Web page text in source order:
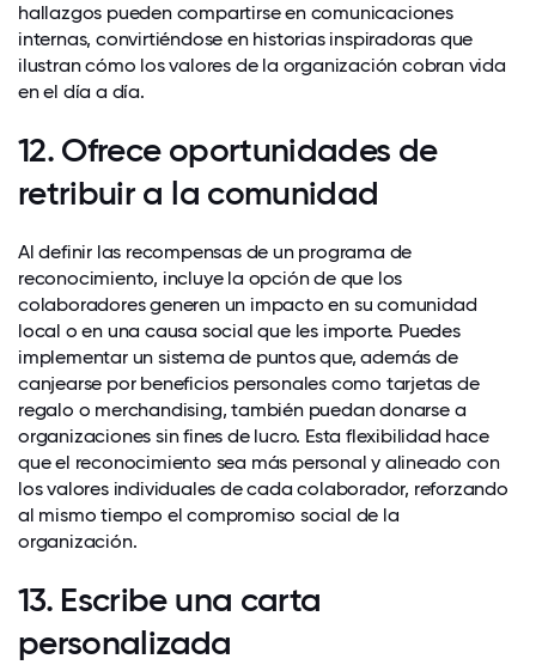
hallazgos pueden compartirse en comunicaciones
internas, convirtiéndose en historias inspiradoras que
ilustran cómo los valores de la organización cobran vida
en el día a día.
12. Ofrece oportunidades de
retribuir a la comunidad
Al definir las recompensas de un programa de
reconocimiento, incluye la opción de que los
colaboradores generen un impacto en su comunidad
local o en una causa social que les importe. Puedes
implementar un sistema de puntos que, además de
canjearse por beneficios personales como tarjetas de
regalo o merchandising, también puedan donarse a
organizaciones sin fines de lucro. Esta flexibilidad hace
que el reconocimiento sea más personal y alineado con
los valores individuales de cada colaborador, reforzando
al mismo tiempo el compromiso social de la
organización.
13. Escribe una carta
personalizada